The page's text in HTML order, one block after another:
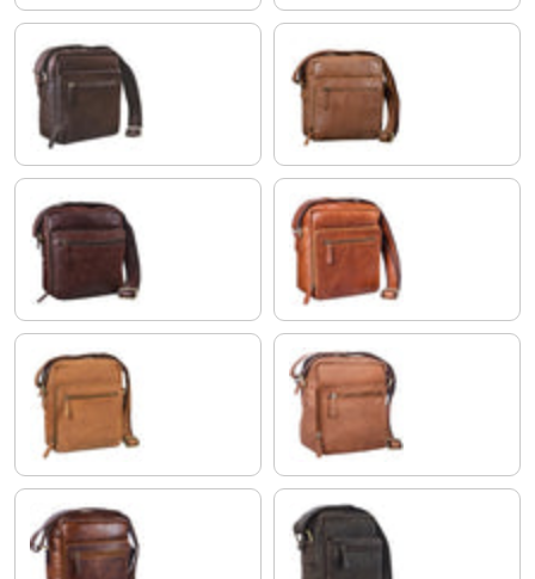
hebanowo - brązowy modena - brązowy
czekoladowy brąz lśniący koniakowy brąz
jasny koniak brązowy siodło - brązowy
antyczny brąz matowy ciemny brąz